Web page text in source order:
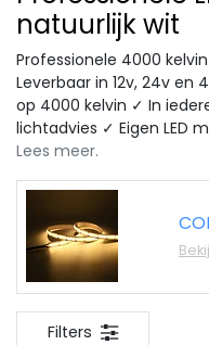
natuurlijk wit
Professionele 4000
Leverbaar in 12v, 24v en
op 4000 kelvin ✓ In
lichtadvies ✓ Eigen LED
Lees meer.
Filters